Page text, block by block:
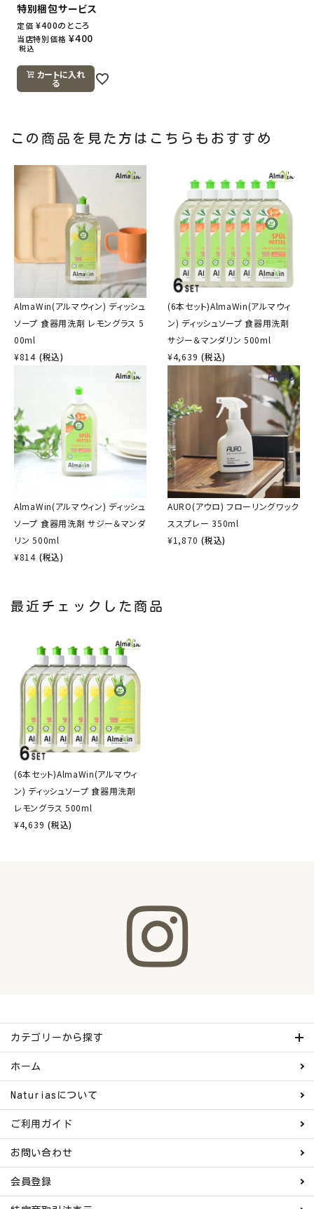
特別梱包サービス
定価 ¥400のところ
当店特別価格 ¥400
税込
カートに入れ
る
この商品を見た方はこちらもおすすめ
AlmaWin(アルマウィン) ディッシュ
ソープ 食器用洗剤 レモングラス 5
00ml
¥814 (税込)
(6本セット)AlmaWin(アルマウィ
ン) ディッシュソープ 食器用洗剤
サジー＆マンダリン 500ml
¥4,639 (税込)
AlmaWin(アルマウィン) ディッシュ
ソープ 食器用洗剤 サジー＆マンダ
リン 500ml
¥814 (税込)
AURO(アウロ) フローリングワック
ススプレー 350ml
¥1,870 (税込)
最近チェックした商品
(6本セット)AlmaWin(アルマウィ
ン) ディッシュソープ 食器用洗剤
レモングラス 500ml
¥4,639 (税込)
カテゴリーから探す
ホーム
Naturiasについて
ご利用ガイド
お問い合わせ
会員登録